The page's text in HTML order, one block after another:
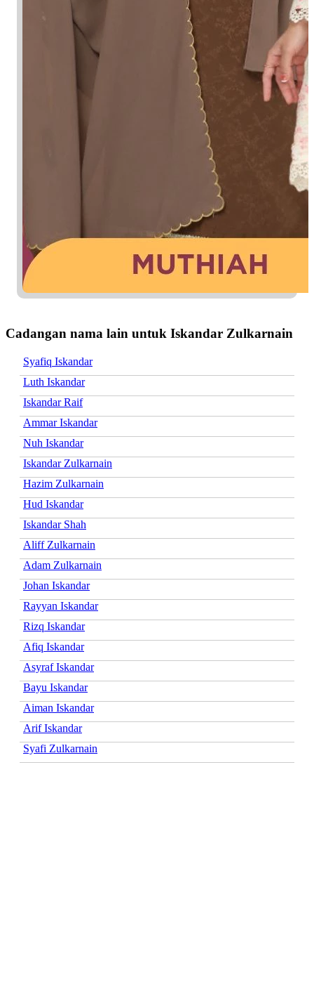
Cadangan nama lain untuk Iskandar Zulkarnain
Syafiq Iskandar
Luth Iskandar
Iskandar Raif
Ammar Iskandar
Nuh Iskandar
Iskandar Zulkarnain
Hazim Zulkarnain
Hud Iskandar
Iskandar Shah
Aliff Zulkarnain
Adam Zulkarnain
Johan Iskandar
Rayyan Iskandar
Rizq Iskandar
Afiq Iskandar
Asyraf Iskandar
Bayu Iskandar
Aiman Iskandar
Arif Iskandar
Syafi Zulkarnain